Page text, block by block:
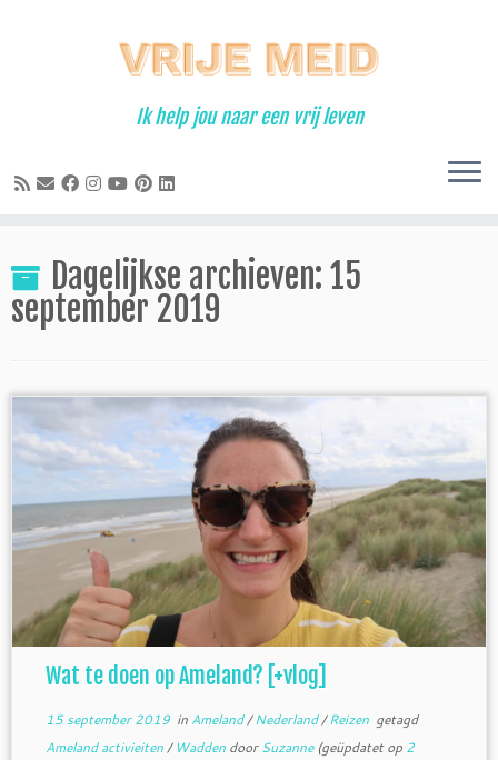
Ik help jou naar een vrij leven
Dagelijkse archieven: 15
september 2019
Wat te doen op Ameland? [+vlog]
15 september 2019in Ameland/Nederland/Reizen getagd
Ameland activieiten/ Wadden doorSuzanne(geüpdatet op 2